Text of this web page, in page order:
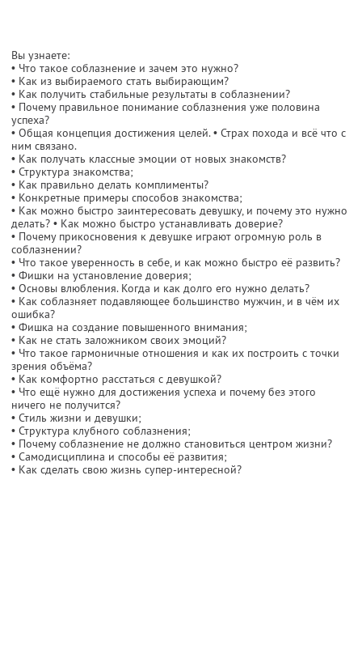
Вы узнаете:
• Что такое соблазнение и зачем это нужно?
• Как из выбираемого стать выбирающим?
• Как получить стабильные результаты в соблазнении?
• Почему правильное понимание соблазнения уже половина
успеха?
• Общая концепция достижения целей. • Страх похода и всё что с
ним связано.
• Как получать классные эмоции от новых знакомств?
• Структура знакомства;
• Как правильно делать комплименты?
• Конкретные примеры способов знакомства;
• Как можно быстро заинтересовать девушку, и почему это нужно
делать? • Как можно быстро устанавливать доверие?
• Почему прикосновения к девушке играют огромную роль в
соблазнении?
• Что такое уверенность в себе, и как можно быстро её развить?
• Фишки на установление доверия;
• Основы влюбления. Когда и как долго его нужно делать?
• Как соблазняет подавляющее большинство мужчин, и в чём их
ошибка?
• Фишка на создание повышенного внимания;
• Как не стать заложником своих эмоций?
• Что такое гармоничные отношения и как их построить с точки
зрения объёма?
• Как комфортно расстаться с девушкой?
• Что ещё нужно для достижения успеха и почему без этого
ничего не получится?
• Стиль жизни и девушки;
• Структура клубного соблазнения;
• Почему соблазнение не должно становиться центром жизни?
• Самодисциплина и способы её развития;
• Как сделать свою жизнь супер-интересной?